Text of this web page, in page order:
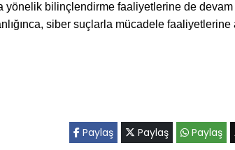
yönelik bilinçlendirme faaliyetlerine de
siber suçlarla mücadele faaliyetlerine
Paylaş Paylaş Paylaş